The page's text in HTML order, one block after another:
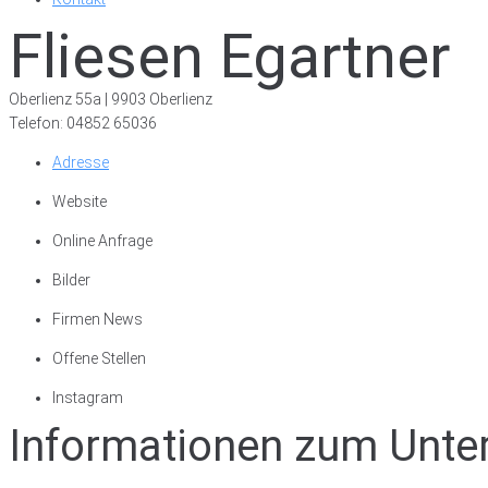
Fliesen Egartner
Oberlienz 55a | 9903 Oberlienz
Telefon: 04852 65036
Adresse
Website
Online Anfrage
Bilder
Firmen News
Offene Stellen
Instagram
Informationen zum